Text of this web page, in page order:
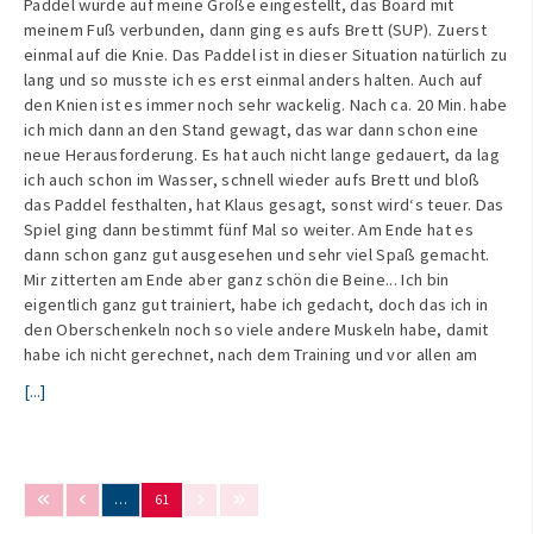
meinem Fuß verbunden, dann ging es aufs Brett (SUP). Zuerst
einmal auf die Knie. Das Paddel ist in dieser Situation natürlich zu
lang und so musste ich es erst einmal anders halten. Auch auf
den Knien ist es immer noch sehr wackelig. Nach ca. 20 Min. habe
ich mich dann an den Stand gewagt, das war dann schon eine
neue Herausforderung. Es hat auch nicht lange gedauert, da lag
ich auch schon im Wasser, schnell wieder aufs Brett und bloß
das Paddel festhalten, hat Klaus gesagt, sonst wird‘s teuer. Das
Spiel ging dann bestimmt fünf Mal so weiter. Am Ende hat es
dann schon ganz gut ausgesehen und sehr viel Spaß gemacht.
Mir zitterten am Ende aber ganz schön die Beine... Ich bin
eigentlich ganz gut trainiert, habe ich gedacht, doch das ich in
den Oberschenkeln noch so viele andere Muskeln habe, damit
habe ich nicht gerechnet, nach dem Training und vor allen am
[...]
… 61